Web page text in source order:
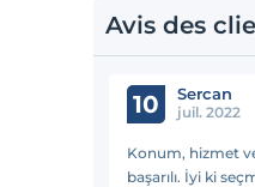
Avis des
10 Sercan
juil. 2022
Konum, hizmet
başarılı. İyi ki